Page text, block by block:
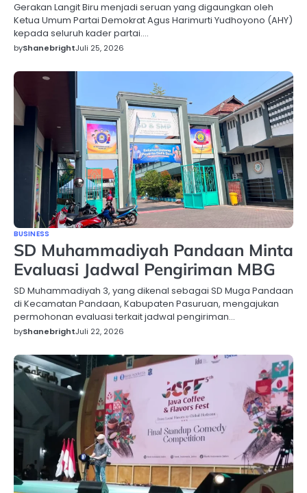
Gerakan Langit Biru menjadi seruan yang digaungkan oleh
Ketua Umum Partai Demokrat Agus Harimurti Yudhoyono (AHY)
kepada seluruh kader partai.…
byShanebrightJuli 25, 2026
BUSINESS
SD Muhammadiyah Pandaan Minta
Evaluasi Jadwal Pengiriman MBG
SD Muhammadiyah 3, yang dikenal sebagai SD Muga Pandaan
di Kecamatan Pandaan, Kabupaten Pasuruan, mengajukan
permohonan evaluasi terkait jadwal pengiriman…
byShanebrightJuli 22, 2026